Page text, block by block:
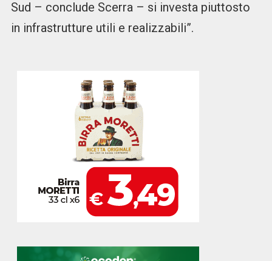
Sud – conclude Scerra – si investa piuttosto
in infrastrutture utili e realizzabili”.